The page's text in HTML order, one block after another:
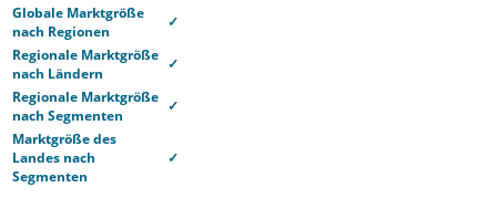
Globale Marktgröße
nach Regionen
✓
Regionale Marktgröße
nach Ländern
✓
Regionale Marktgröße
nach Segmenten
✓
Marktgröße des
Landes nach
Segmenten
✓